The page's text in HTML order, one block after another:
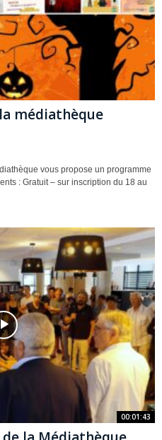
médiathèque
vous propose un programme
: Gratuit – sur inscription du 18 au
00:01:43